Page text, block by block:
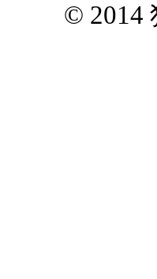
© 2014